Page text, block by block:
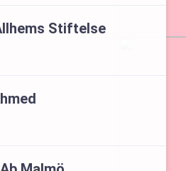
Stiftelse